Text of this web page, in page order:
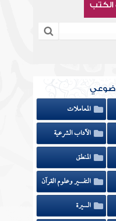
المعاملات
الآداب الشرعية
المنطق
التفسير وعلوم القرآن
السيرة